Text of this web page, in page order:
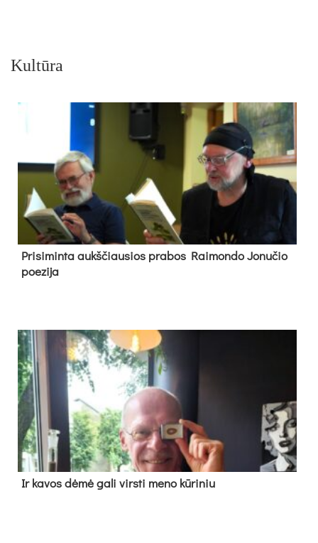
Kultūra
Pri­si­min­ta aukš­čiau­sios pra­bos Rai­mon­do Jo­nu­čio
poe­zi­ja
Ir ka­vos dė­mė ga­li virs­ti me­no kū­ri­niu